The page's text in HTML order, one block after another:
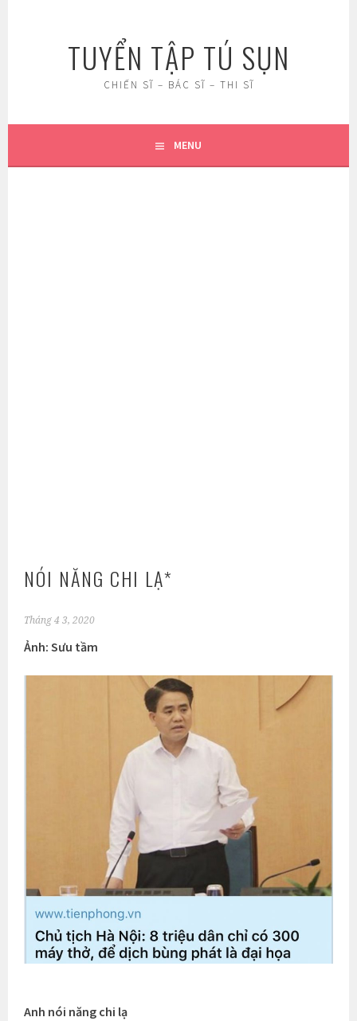
TUYỂN TẬP TÚ SỤN
CHIẾN SĨ – BÁC SĨ – THI SĨ
MENU
NÓI NĂNG CHI LẠ*
Tháng 4 3, 2020
Ảnh: Sưu tầm
Anh nói năng chi lạ